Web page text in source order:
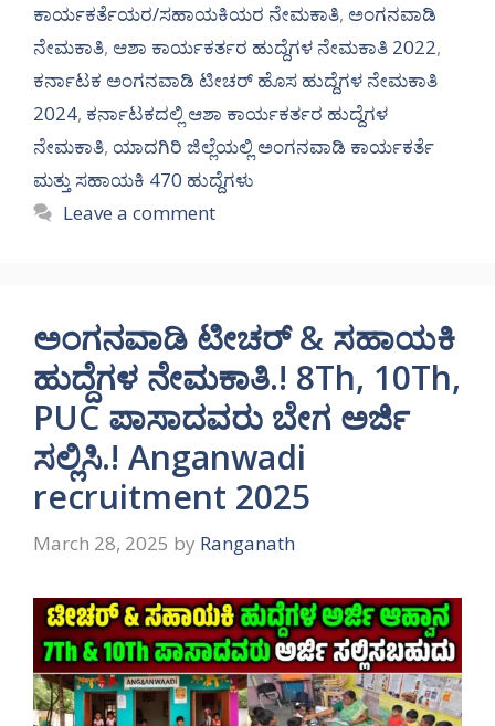
ಕಾರ್ಯಕರ್ತೆಯರ/ಸಹಾಯಕಿಯರ ನೇಮಕಾತಿ, ಅಂಗನವಾಡಿ
ನೇಮಕಾತಿ, ಆಶಾ ಕಾರ್ಯಕರ್ತರ ಹುದ್ದೆಗಳ ನೇಮಕಾತಿ 2022,
ಕರ್ನಾಟಕ ಅಂಗನವಾಡಿ ಟೀಚರ್ ಹೊಸ ಹುದ್ದೆಗಳ ನೇಮಕಾತಿ
2024, ಕರ್ನಾಟಕದಲ್ಲಿ ಆಶಾ ಕಾರ್ಯಕರ್ತರ ಹುದ್ದೆಗಳ
ನೇಮಕಾತಿ, ಯಾದಗಿರಿ ಜಿಲ್ಲೆಯಲ್ಲಿ ಅಂಗನವಾಡಿ ಕಾರ್ಯಕರ್ತೆ
ಮತ್ತು ಸಹಾಯಕಿ 470 ಹುದ್ದೆಗಳು
Leave a comment
ಅಂಗನವಾಡಿ ಟೀಚರ್ & ಸಹಾಯಕಿ
ಹುದ್ದೆಗಳ ನೇಮಕಾತಿ.! 8Th, 10Th,
PUC ಪಾಸಾದವರು ಬೇಗ ಅರ್ಜಿ
ಸಲ್ಲಿಸಿ.! Anganwadi
recruitment 2025
March 28, 2025 by Ranganath